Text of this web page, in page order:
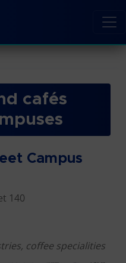
cafés
Campus
140
coffee specialities